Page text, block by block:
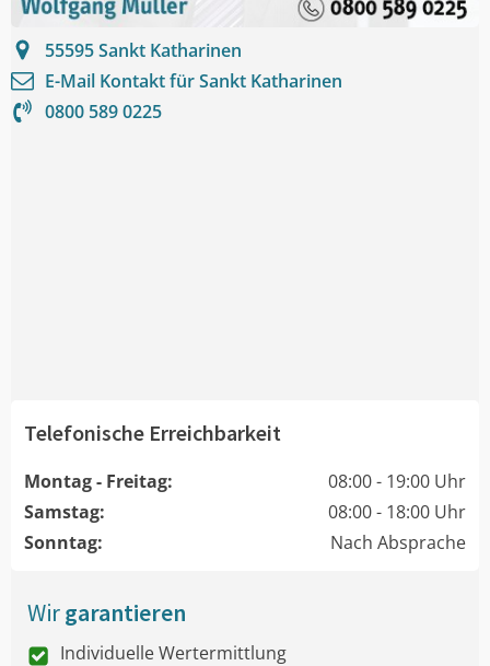
55595Sankt Katharinen
E-Mail Kontakt fürSankt Katharinen
0800 589 0225
Telefonische Erreichbarkeit
Montag - Freitag:
08:00 - 19:00 Uhr
Samstag:
08:00 - 18:00 Uhr
Sonntag:
Nach Absprache
Wirgarantieren
Individuelle Wertermittlung